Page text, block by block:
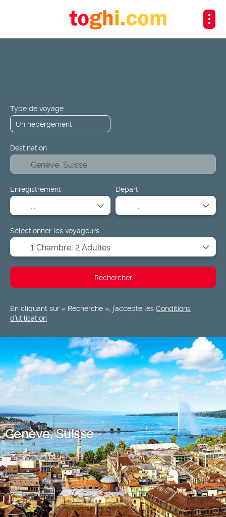
Genève, Suisse
Type de voyage
Destination
Enregistrement Départ
Sélectionner les voyageurs :
1 Chambre, 2 Adultes
Rechercher
En cliquant sur « Recherche », j’accepte les Conditions
d’utilisation